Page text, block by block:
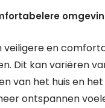
veiligere en
Dit kan variëren
van het huis en
ontspannen